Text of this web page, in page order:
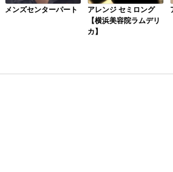
メンズセンターパート
アレンジ セミロング
【横浜美容院ラムデリ
カ】